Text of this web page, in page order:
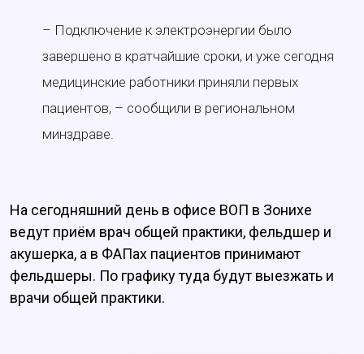
– Подключение к электроэнергии было
завершено в кратчайшие сроки, и уже сегодня
медицинские работники приняли первых
пациентов, – сообщили в региональном
минздраве.
На сегодняшний день в офисе ВОП в Зонихе
ведут приём врач общей практики, фельдшер и
акушерка, а в ФАПах пациентов принимают
фельдшеры. По графику туда будут выезжать и
врачи общей практики.